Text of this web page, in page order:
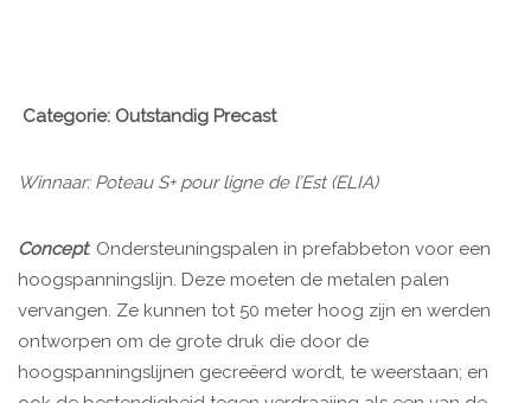
Categorie: Outstandig Precast
Winnaar: Poteau S+ pour ligne de l’Est (ELIA)
Concept: Ondersteuningspalen in prefabbeton voor een
hoogspanningslijn. Deze moeten de metalen palen
vervangen. Ze kunnen tot 50 meter hoog zijn en werden
ontworpen om de grote druk die door de
hoogspanningslijnen gecreëerd wordt, te weerstaan; en